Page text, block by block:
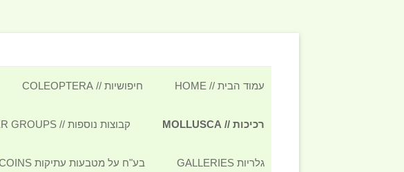
אתר הטבע הישראלי Israel's Nature Site
עמוד הבית // HOME חיפושיות // COLEOPTERA
רכיכות // MOLLUSCA
רכיכות יבשה LAND SNAILS
קבוצות נוספות // OTHER GROUPS
גלריות GALLERIES בע"ח על מטבעות עתיקות ANIMALS ON ANCIENT COINS